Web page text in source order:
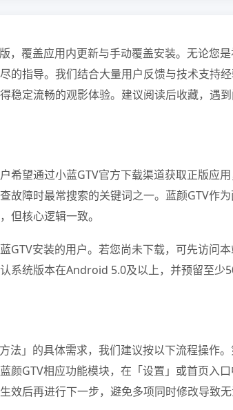
，覆盖应用内更新与手动覆盖安装。无论您
的指导。我们结合大量用户反馈与技术支持
稳定流畅的观影体验。建议阅读后收藏，遇到
希望通过小蓝GTV官方下载渠道获取正版应
故障时最常搜索的关键词之一。蓝颜GTV作
但核心逻辑一致。
GTV安装的用户。若您尚未下载，可先访问
系统版本在Android 5.0及以上，并预留至少
法」的具体需求，我们建议按以下流程操作
颜GTV相应功能模块，在「设置」或首页入
效后再进行下一步，避免多项同时修改导致无